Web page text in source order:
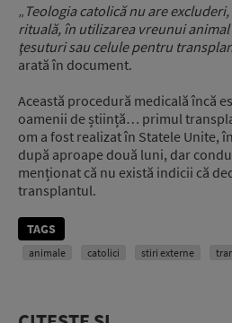
„ Teologia catolică nu are
rituală, în utilizarea vreunui animal
ţesuturi sau celule pentru
arată în document.
Această procedură medicală încă
oamenii de știință… primul
om a fost realizat în Statele Unite,
după aproape două luni, dar
menționat că nu există indicii că
transplantul.
TAGS
animale catolici stiri externe